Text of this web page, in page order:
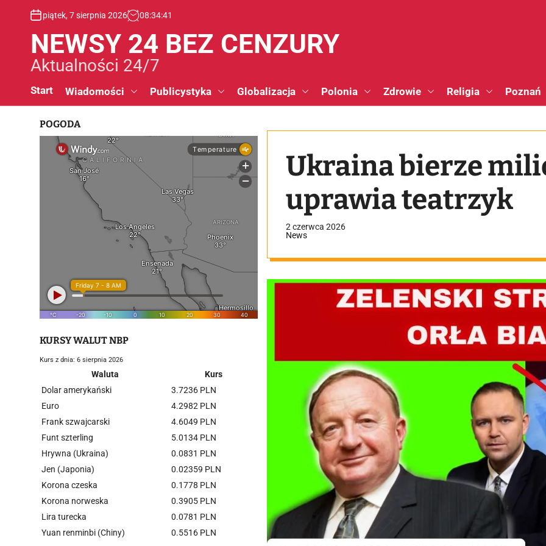
piątek, 7 sierpnia 2026 08:34:41
NEWSY 24 BEZ CENZURY
Aktualności 24/7
Start Wiadomości Publicystyka Globalizacja Polonia Zdrowie Religia Poznań
Ukraina bierze
uprawia teatrzyk
2 czerwca 2026
News
POGODA
KURSY WALUT NBP
Kurs z dnia: 6 sierpnia 2026
Waluta
Kurs
Dolar amerykański
3.7236 PLN
Euro
4.2982 PLN
Frank szwajcarski
4.6049 PLN
Funt szterling
5.0134 PLN
Hrywna (Ukraina)
0.0831 PLN
Jen (Japonia)
0.02359 PLN
Korona czeska
0.1778 PLN
Korona norweska
0.3905 PLN
Lira turecka
0.0781 PLN
Yuan renminbi (Chiny)
0.5516 PLN